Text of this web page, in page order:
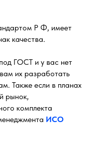
Р Ф, имеет
качества.
ГОСТ и у вас нет
их разработать
Также если в планах
рынок,
комплекта
ИСО